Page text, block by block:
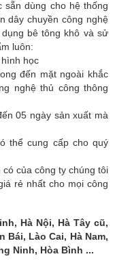
sẵn dùng cho hệ thống
dây chuyền công nghệ
bê tông khô và sử
luôn:
học
đến mặt ngoài khắc
nghệ thủ công thông
05 ngày sản xuất mà
thể cung cấp cho quý
của công ty chúng tôi
rẻ nhất cho mọi công
Hà Nội, Hà Tây cũ,
Bái, Lào Cai, Hà Nam,
Ninh, Hòa Bình ...